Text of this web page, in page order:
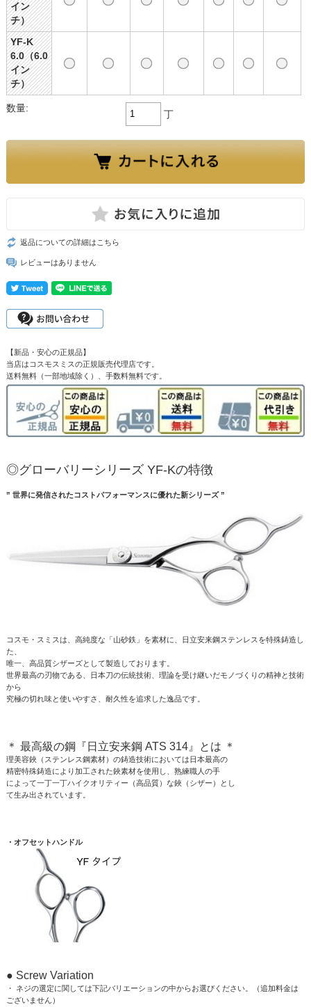
イン
チ）
YF-K
6.0（6.0
イン
チ）
数量:
丁
返品についての詳細はこちら
レビューはありません
【新品・安心の正規品】
当店はコスモスミスの正規販売代理店です。
送料無料（一部地域除く）、手数料無料です。
◎グローバリーシリーズ YF-Kの特徴
” 世界に発信されたコストパフォーマンスに優れた新シリーズ ”
コスモ・スミスは、高純度な「山砂鉄」を素材に、日立安来鋼ステンレスを特殊鋳造し
た、
唯一、高品質シザーズとして製造しております。
世界最高の刃物である、日本刀の伝統技術、理論を受け継いだモノづくりの精神と技術
から
究極の切れ味と使いやすさ、耐久性を追求した逸品です。
＊ 最高級の鋼『日立安来鋼 ATS 314』とは ＊
理美容鋏（ステンレス鋼素材）の鋳造技術においては日本最高の
精密特殊鋳造により加工された鋏素材を使用し、熟練職人の手
によって一丁一丁ハイクオリティー（高品質）な鋏（シザー）とし
て生み出されています。
・オフセットハンドル
● Screw Variation
・ ネジの選定に関しては下記バリエーションの中からお選びください。（追加料金は
ございません）